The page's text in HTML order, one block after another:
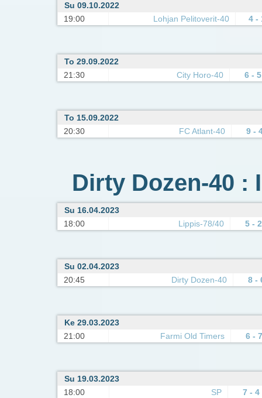
Su 09.10.2022
19:00
Lohjan Pelitoverit-40 4 -
To 29.09.2022
21:30
City Horo-40 6 - 5
To 15.09.2022
20:30
FC Atlant-40 9 -
Dirty Dozen-40 :
Su 16.04.2023
18:00
Lippis-78/40 5 - 2
Su 02.04.2023
20:45
Dirty Dozen-40 8 -
Ke 29.03.2023
21:00
Farmi Old Timers 6 - 7
Su 19.03.2023
18:00
SP 7 - 4